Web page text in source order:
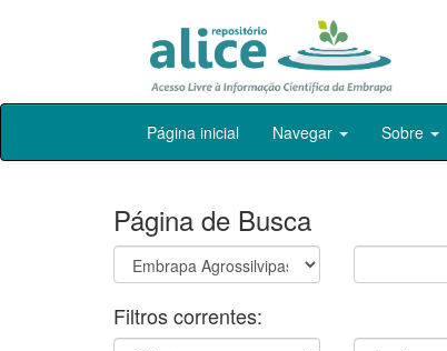
Skip
Página inicial Navegar Sobre
Página de Busca
Filtros correntes: